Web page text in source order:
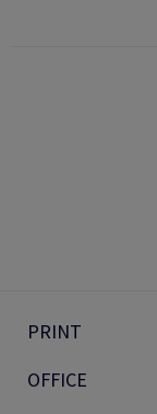
PRINT
OFFICE